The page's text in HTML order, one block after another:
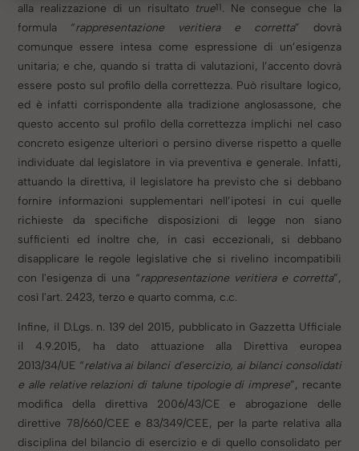
alla realizzazione di un risultato true11. Ne consegue che la
formula “rappresentazione veritiera e corretta” dovrà
comunque essere intesa come espressione di un’esigenza
unitaria; e che, quando si tratta di valutazioni, l’accento dovrà
essere posto sul profilo della correttezza. Può risultare logico,
ed è infatti corrispondente alla tradizione anglosassone, che
questo accento sul profilo della correttezza implichi nel caso
concreto esigenze ulteriori o persino diverse rispetto a quelle
individuate dal legislatore in via preventiva e generale. Infatti,
attuando la direttiva, il legislatore ha previsto che si debbano
fornire informazioni supplementari nell’ipotesi in cui quelle
richieste da specifiche disposizioni di legge non siano
sufficienti ed inoltre che, in casi eccezionali, si debbano
disapplicare le regole legislative che si rivelino incompatibili
con l'esigenza di una “rappresentazione veritiera e corretta”,
così l'art. 2423, terzo e quarto comma, c.c.
Infine, il D.Lgs. n. 139 del 2015, pubblicato in Gazzetta Ufficiale
il 4.9.2015, ha dato attuazione alla Direttiva europea
2013/34/UE “relativa ai bilanci d'esercizio, ai bilanci consolidati
e alle relative relazioni di talune tipologie di imprese”, recante
modifica della direttiva 2006/43/CE e abrogazione delle
direttive 78/660/CEE e 83/349/CEE, per la parte relativa alla
disciplina del bilancio di esercizio e di quello consolidato per